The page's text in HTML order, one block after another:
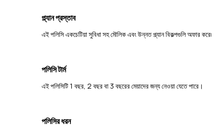
প্ল্যান প্রস্তাব
এই পলিসি একচেটিয়া সুবিধা সহ মৌলিক এবং উন্নত প্ল্যান বিকল্পগুলি অফার করে৷
পলিসি টার্ম
এই পলিসিটি 1 বছর, 2 বছর বা 3 বছরের মেয়াদের জন্য নেওয়া যেতে পারে।
পলিসির ধরন